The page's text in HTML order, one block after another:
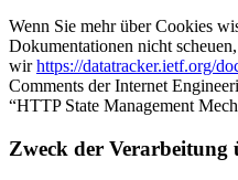
Wenn Sie mehr über Cookies
Dokumentationen nicht
wirhttps://datatracker.ietf.org/
Comments der Internet
“HTTP State Management
Zweck der Verarbeitung